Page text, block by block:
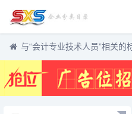
与“会计专业技术人员”相关的